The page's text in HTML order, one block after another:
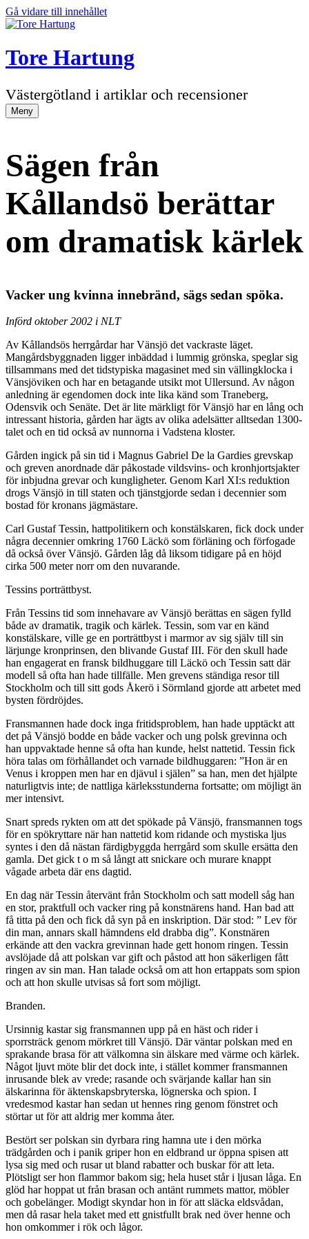
Gå vidare till innehållet
Tore Hartung
Västergötland i artiklar och recensioner
Meny
Sägen från
Kållandsö berättar
om dramatisk kärlek
Vacker ung kvinna innebränd, sägs sedan spöka.
Införd oktober 2002 i NLT
Av Kållandsös herrgårdar har Vänsjö det vackraste läget.
Mangårdsbyggnaden ligger inbäddad i lummig grönska, speglar sig
tillsammans med det tidstypiska magasinet med sin vällingklocka i
Vänsjöviken och har en betagande utsikt mot Ullersund. Av någon
anledning är egendomen dock inte lika känd som Traneberg,
Odensvik och Senäte. Det är lite märkligt för Vänsjö har en lång och
intressant historia, gården har ägts av olika adelsätter alltsedan 1300-
talet och en tid också av nunnorna i Vadstena kloster.
Gården ingick på sin tid i Magnus Gabriel De la Gardies grevskap
och greven anordnade där påkostade vildsvins- och kronhjortsjakter
för inbjudna grevar och kungligheter. Genom Karl XI:s reduktion
drogs Vänsjö in till staten och tjänstgjorde sedan i decennier som
bostad för kronans jägmästare.
Carl Gustaf Tessin, hattpolitikern och konstälskaren, fick dock under
några decennier omkring 1760 Läckö som förläning och förfogade
då också över Vänsjö. Gården låg då liksom tidigare på en höjd
cirka 500 meter norr om den nuvarande.
Tessins porträttbyst.
Från Tessins tid som innehavare av Vänsjö berättas en sägen fylld
både av dramatik, tragik och kärlek. Tessin, som var en känd
konstälskare, ville ge en porträttbyst i marmor av sig själv till sin
lärjunge kronprinsen, den blivande Gustaf III. För den skull hade
han engagerat en fransk bildhuggare till Läckö och Tessin satt där
modell så ofta han hade tillfälle. Men grevens ständiga resor till
Stockholm och till sitt gods Åkerö i Sörmland gjorde att arbetet med
bysten fördröjdes.
Fransmannen hade dock inga fritidsproblem, han hade upptäckt att
det på Vänsjö bodde en både vacker och ung polsk grevinna och
han uppvaktade henne så ofta han kunde, helst nattetid. Tessin fick
höra talas om förhållandet och varnade bildhuggaren: ”Hon är en
Venus i kroppen men har en djävul i själen” sa han, men det hjälpte
naturligtvis inte; de nattliga kärleksstunderna fortsatte; om möjligt än
mer intensivt.
Snart spreds rykten om att det spökade på Vänsjö, fransmannen togs
för en spökryttare när han nattetid kom ridande och mystiska ljus
syntes i den då nästan färdigbyggda herrgård som skulle ersätta den
gamla. Det gick t o m så långt att snickare och murare knappt
vågade arbeta där ens dagtid.
En dag när Tessin återvänt från Stockholm och satt modell såg han
en stor, praktfull och vacker ring på konstnärens hand. Han bad att
få titta på den och fick då syn på en inskription. Där stod: ” Lev för
din man, annars skall hämndens eld drabba dig”. Konstnären
erkände att den vackra grevinnan hade gett honom ringen. Tessin
avslöjade då att polskan var gift och påstod att hon säkerligen fått
ringen av sin man. Han talade också om att hon ertappats som spion
och att hon skulle utvisas så fort som möjligt.
Branden.
Ursinnig kastar sig fransmannen upp på en häst och rider i
sporrsträck genom mörkret till Vänsjö. Där väntar polskan med en
sprakande brasa för att välkomna sin älskare med värme och kärlek.
Något ljuvt möte blir det dock inte, i stället kommer fransmannen
inrusande blek av vrede; rasande och svärjande kallar han sin
älskarinna för äktenskapsbryterska, lögnerska och spion. I
vredesmod kastar han sedan ut hennes ring genom fönstret och
störtar ut för att aldrig mer komma åter.
Bestört ser polskan sin dyrbara ring hamna ute i den mörka
trädgården och i panik griper hon en eldbrand ur öppna spisen att
lysa sig med och rusar ut bland rabatter och buskar för att leta.
Plötsligt ser hon flammor bakom sig; hela huset står i ljusan låga. En
glöd har hoppat ut från brasan och antänt rummets mattor, möbler
och gobelänger. Modigt skyndar hon in för att släcka eldsvådan,
men då rasar hela taket med ett gnistfullt brak ned över henne och
hon omkommer i rök och lågor.